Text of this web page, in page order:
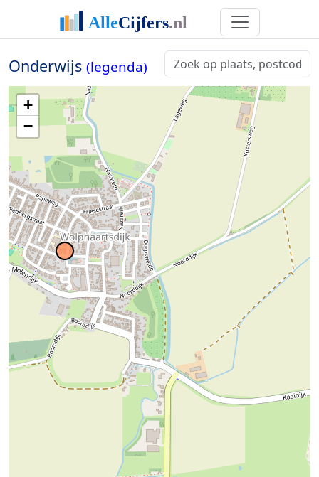
Onderwijs (legenda)
+
−